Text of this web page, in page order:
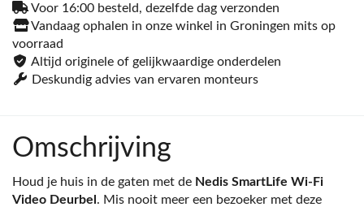
Voor 16:00 besteld, dezelfde dag verzonden
Vandaag ophalen in onze winkel in Groningen mits op
voorraad
Altijd originele of gelijkwaardige onderdelen
Deskundig advies van ervaren monteurs
Omschrijving
Houd je huis in de gaten met de Nedis SmartLife Wi-Fi
Video Deurbel. Mis nooit meer een bezoeker met deze